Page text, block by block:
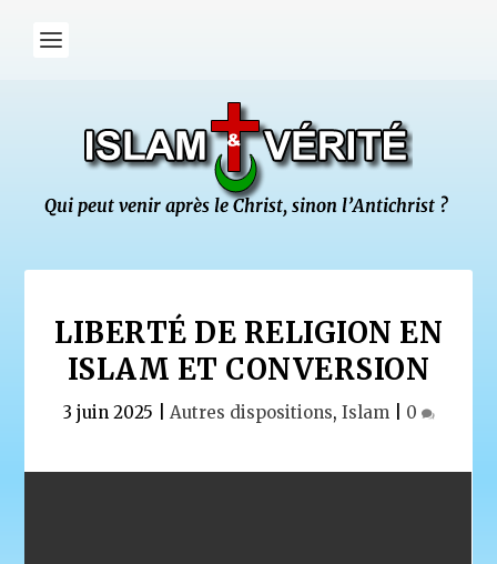
LIBERTÉ DE RELIGION EN
ISLAM ET CONVERSION
3 juin 2025 Autres dispositions, Islam| 0